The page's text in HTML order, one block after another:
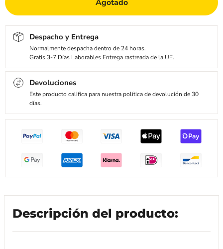
Agotado
Despacho y Entrega
Normalmente despacha dentro de 24 horas.
Gratis 3-7 Días Laborables Entrega rastreada de la UE.
Devoluciones
Este producto califica para nuestra política de devolución de 30
días.
Descripción del producto: